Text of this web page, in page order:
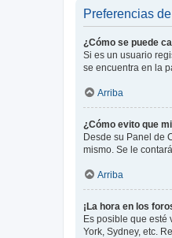
Preferencias
¿Cómo se puede
Si es un usuario
se encuentra en la
Arriba
¿Cómo evito que
Desde su Panel de
mismo. Se le
Arriba
¡La hora en los
Es posible que
York, Sydney, etc.